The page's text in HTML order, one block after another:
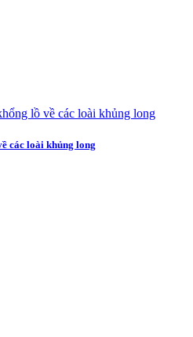
các loài khủng long